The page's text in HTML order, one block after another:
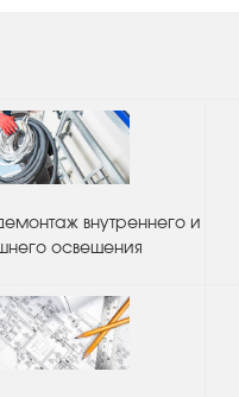
внутреннего и
освещения